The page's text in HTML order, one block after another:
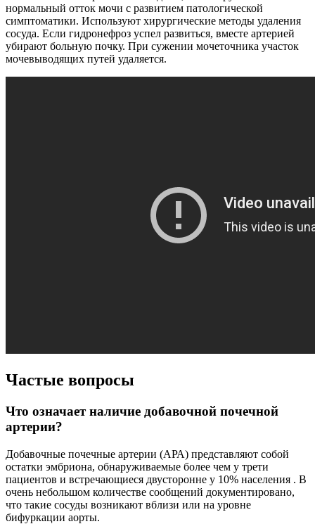
нормальный отток мочи с развитием патологической
симптоматики. Используют хирургические методы удаления
сосуда. Если гидронефроз успел развиться, вместе артерией
убирают больную почку. При сужении мочеточника участок
мочевыводящих путей удаляется.
Частые вопросы
Что означает наличие добавочной почечной
артерии?
Добавочные почечные артерии (АРА) представляют собой
остатки эмбриона, обнаруживаемые более чем у трети
пациентов и встречающиеся двусторонне у 10% населения . В
очень небольшом количестве сообщений документировано,
что такие сосуды возникают вблизи или на уровне
бифуркации аорты.